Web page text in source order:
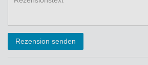
Rezension senden